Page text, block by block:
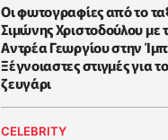
Οι φωτογραφίες από το
Σιμώνης Χριστοδούλου με
Αντρέα Γεωργίου στην
Ξέγνοιαστες στιγμές για το
ζευγάρι
CELEBRITY